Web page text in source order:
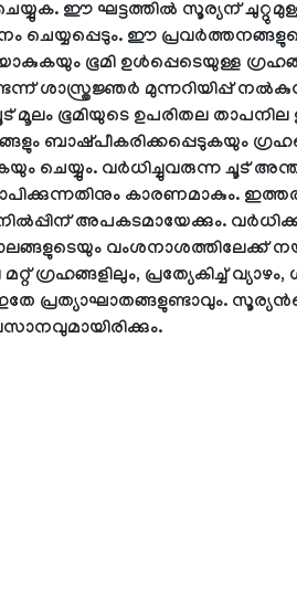
ഈ ഘട്ടത്തില്‍ സൂര്യന്
ചെയ്യപ്പെടും. ഈ
ഭൂമി ഉൾപ്പെടെയുള്ള
ശാസ്ത്രജ്ഞർ മുന്നറിയിപ്പ്
ഭൂമിയുടെ ഉപരിതല താപനില
ബാഷ്‌പീകരിക്കപ്പെടുകയും
ചെയ്യും. വർധിച്ചുവരുന്ന ചൂട്
കാരണമാകും.
അപകടമായേക്കും.
വംശനാശത്തിലേക്ക്
ഗ്രഹങ്ങളിലും, പ്രത്യേകിച്ച്
പ്രത്യാഘാതങ്ങളുണ്ടാവും.